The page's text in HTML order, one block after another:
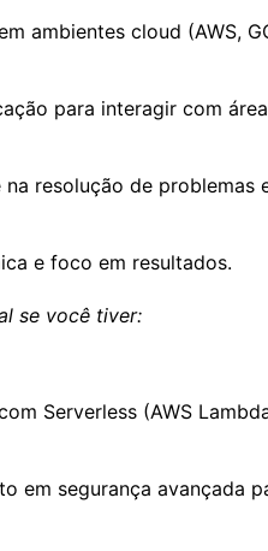
ambientes cloud (AWS,
para interagir com
resolução de problemas
e foco em resultados.
se você tiver:
Serverless (AWS
em segurança avançada